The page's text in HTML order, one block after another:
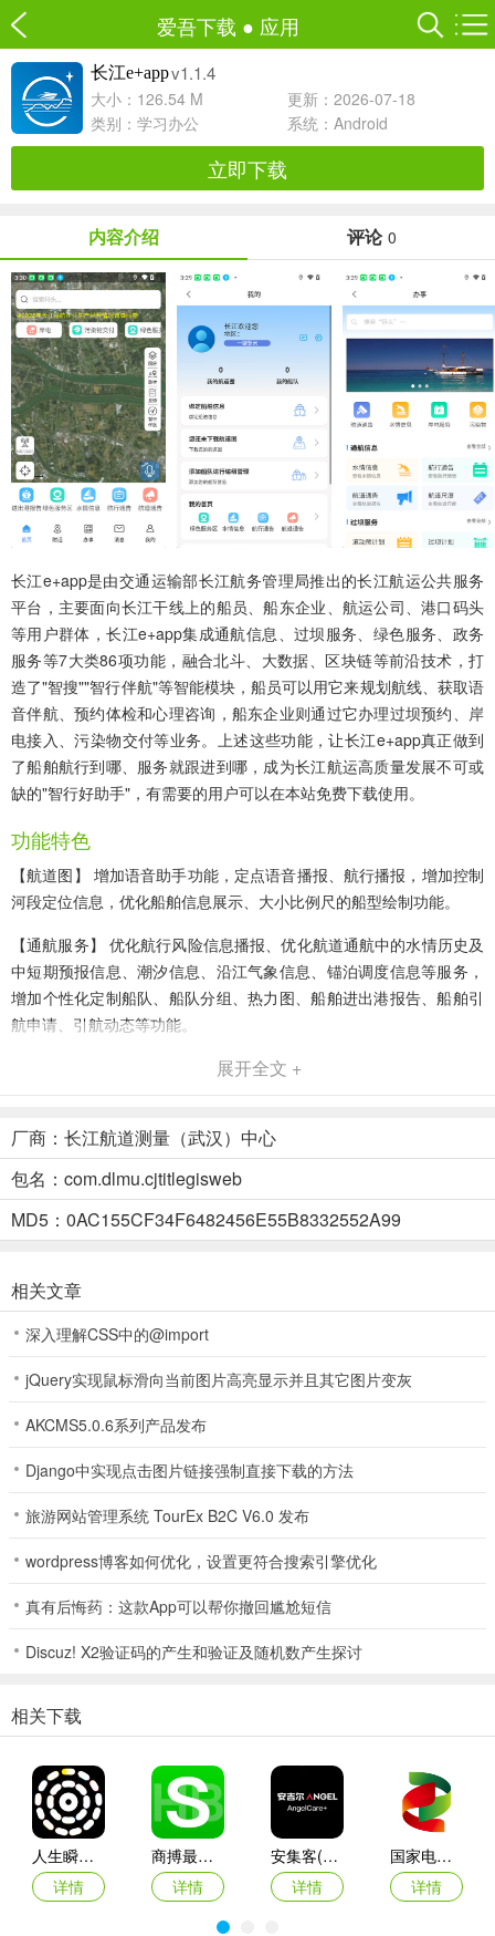
爱吾下载 ● 应用
长江e+appv1.1.4
大小：126.54 M
更新：2026-07-18
类别： 学习办公 系统：Android
立即下载
内容介绍 评论 0
长江e+app是由交通运输部长江航务管理局推出的长江航运公共服务
平台，主要面向长江干线上的船员、船东企业、航运公司、港口码头
等用户群体，长江e+app集成通航信息、过坝服务、绿色服务、政务
服务等7大类86项功能，融合北斗、大数据、区块链等前沿技术，打
造了"智搜""智行伴航"等智能模块，船员可以用它来规划航线、获取语
音伴航、预约体检和心理咨询，船东企业则通过它办理过坝预约、岸
电接入、污染物交付等业务。上述这些功能，让长江e+app真正做到
了船舶航行到哪、服务就跟进到哪，成为长江航运高质量发展不可或
缺的"智行好助手"，有需要的用户可以在本站免费下载使用。
功能特色
【航道图】 增加语音助手功能，定点语音播报、航行播报，增加控制
河段定位信息，优化船舶信息展示、大小比例尺的船型绘制功能。
【通航服务】 优化航行风险信息播报、优化航道通航中的水情历史及
中短期预报信息、潮汐信息、沿江气象信息、锚泊调度信息等服务，
增加个性化定制船队、船队分组、热力图、船舶进出港报告、船舶引
航申请、引航动态等功能。
【过坝服务】 增加船舶航行时的过坝线上申请服务，如过坝动态、滚
【绿色服务】 优化岸电服务、污染物交付。让服务申请、申报更加便
捷有效。
【综合服务】 增加水上超市、事故险情报送、船员招聘信息、船员考
试等服务，让航行人员在航行过程中不在单调枯燥。
【政务服务】 优化水路运输服务许可、航道行政许可、行政处罚、信
用评价公示以及信息查询等服务功能。让航行与业务办理畅行无阻。
长江e+app使用简介
1、船员用户打开登录app后即可通过它能智能规划航线、实时查看水
跑"。
2、日常工作中的过坝排队、体检预约、办证申请、心理咨询这些以前
上超市"直接下单送到船边，真就像有个贴身管家跟着船走。
应用亮点
1、智搜智能查询
别"人找信息"时代。
2、智行伴航导航
根据航次需求自动生成推荐航线，实时预测到达时间，伴随式语音播
报航标、水位、船闸、碍航物等关键信息。
3、过坝预约服务
三峡、葛洲坝船闸在线预约、排队查询、动态监控，过坝信息实时掌
展开全文 +
厂商：长江航道测量（武汉）中心
包名：com.dlmu.cjtitlegisweb
MD5：0AC155CF34F6482456E55B8332552A99
相关文章
深入理解CSS中的@import
jQuery实现鼠标滑向当前图片高亮显示并且其它图片变灰
AKCMS5.0.6系列产品发布
Django中实现点击图片链接强制直接下载的方法
旅游网站管理系统 TourEx B2C V6.0 发布
wordpress博客如何优化，设置更符合搜索引擎优化
真有后悔药：这款App可以帮你撤回尴尬短信
Discuz! X2验证码的产生和验证及随机数产生探讨
相关下载
人生瞬间最新手机版
详情
商搏最新手机版
详情
安集客(服务工单管理)
详情
国家电投网络学院app
详情